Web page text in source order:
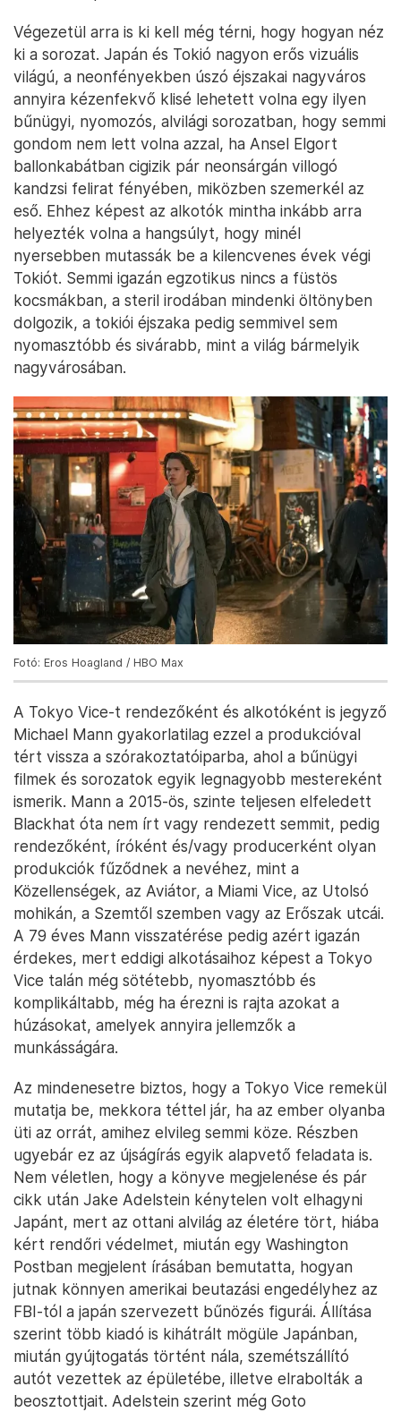
Végezetül arra is ki kell még térni, hogy hogyan néz
ki a sorozat. Japán és Tokió nagyon erős vizuális
világú, a neonfényekben úszó éjszakai nagyváros
annyira kézenfekvő klisé lehetett volna egy ilyen
bűnügyi, nyomozós, alvilági sorozatban, hogy semmi
gondom nem lett volna azzal, ha Ansel Elgort
ballonkabátban cigizik pár neonsárgán villogó
kandzsi felirat fényében, miközben szemerkél az
eső. Ehhez képest az alkotók mintha inkább arra
helyezték volna a hangsúlyt, hogy minél
nyersebben mutassák be a kilencvenes évek végi
Tokiót. Semmi igazán egzotikus nincs a füstös
kocsmákban, a steril irodában mindenki öltönyben
dolgozik, a tokiói éjszaka pedig semmivel sem
nyomasztóbb és sivárabb, mint a világ bármelyik
nagyvárosában.
Fotó: Eros Hoagland / HBO Max
A Tokyo Vice-t rendezőként és alkotóként is jegyző
Michael Mann gyakorlatilag ezzel a produkcióval
tért vissza a szórakoztatóiparba, ahol a bűnügyi
filmek és sorozatok egyik legnagyobb mestereként
ismerik. Mann a 2015-ös, szinte teljesen elfeledett
Blackhat óta nem írt vagy rendezett semmit, pedig
rendezőként, íróként és/vagy producerként olyan
produkciók fűződnek a nevéhez, mint a
Közellenségek, az Aviátor, a Miami Vice, az Utolsó
mohikán, a Szemtől szemben vagy az Erőszak utcái.
A 79 éves Mann visszatérése pedig azért igazán
érdekes, mert eddigi alkotásaihoz képest a Tokyo
Vice talán még sötétebb, nyomasztóbb és
komplikáltabb, még ha érezni is rajta azokat a
húzásokat, amelyek annyira jellemzők a
munkásságára.
Az mindenesetre biztos, hogy a Tokyo Vice remekül
mutatja be, mekkora téttel jár, ha az ember olyanba
üti az orrát, amihez elvileg semmi köze. Részben
ugyebár ez az újságírás egyik alapvető feladata is.
Nem véletlen, hogy a könyve megjelenése és pár
cikk után Jake Adelstein kénytelen volt elhagyni
Japánt, mert az ottani alvilág az életére tört, hiába
kért rendőri védelmet, miután egy Washington
Postban megjelent írásában bemutatta, hogyan
jutnak könnyen amerikai beutazási engedélyhez az
FBI-tól a japán szervezett bűnözés figurái. Állítása
szerint több kiadó is kihátrált mögüle Japánban,
miután gyújtogatás történt nála, szemétszállító
autót vezettek az épületébe, illetve elrabolták a
beosztottjait. Adelstein szerint még Goto